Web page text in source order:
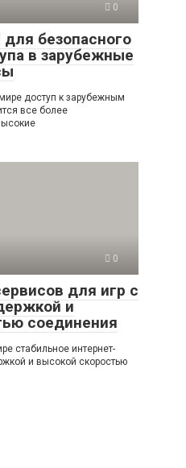
0
безопасного
в зарубежные
доступ к зарубежным
все более
0
для игр с
и
соединения
стабильное интернет-
и высокой скоростью